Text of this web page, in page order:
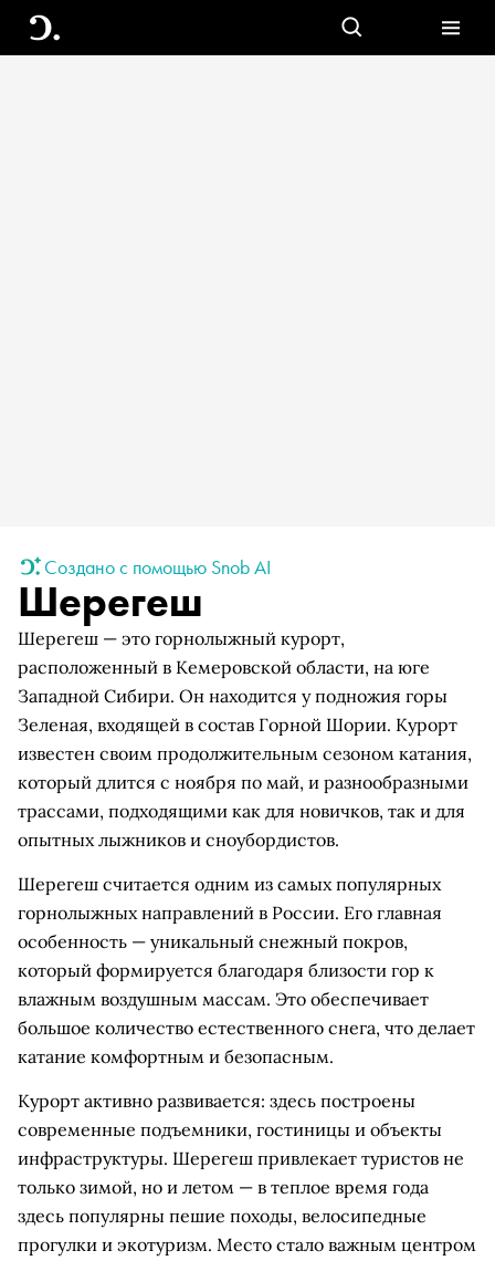
Создано с помощью Snob AI
Шерегеш
Шерегеш — это горнолыжный курорт,
расположенный в Кемеровской области, на юге
Западной Сибири. Он находится у подножия горы
Зеленая, входящей в состав Горной Шории. Курорт
известен своим продолжительным сезоном катания,
который длится с ноября по май, и разнообразными
трассами, подходящими как для новичков, так и для
опытных лыжников и сноубордистов.
Шерегеш считается одним из самых популярных
горнолыжных направлений в России. Его главная
особенность — уникальный снежный покров,
который формируется благодаря близости гор к
влажным воздушным массам. Это обеспечивает
большое количество естественного снега, что делает
катание комфортным и безопасным.
Курорт активно развивается: здесь построены
современные подъемники, гостиницы и объекты
инфраструктуры. Шерегеш привлекает туристов не
только зимой, но и летом — в теплое время года
здесь популярны пешие походы, велосипедные
прогулки и экотуризм. Место стало важным центром